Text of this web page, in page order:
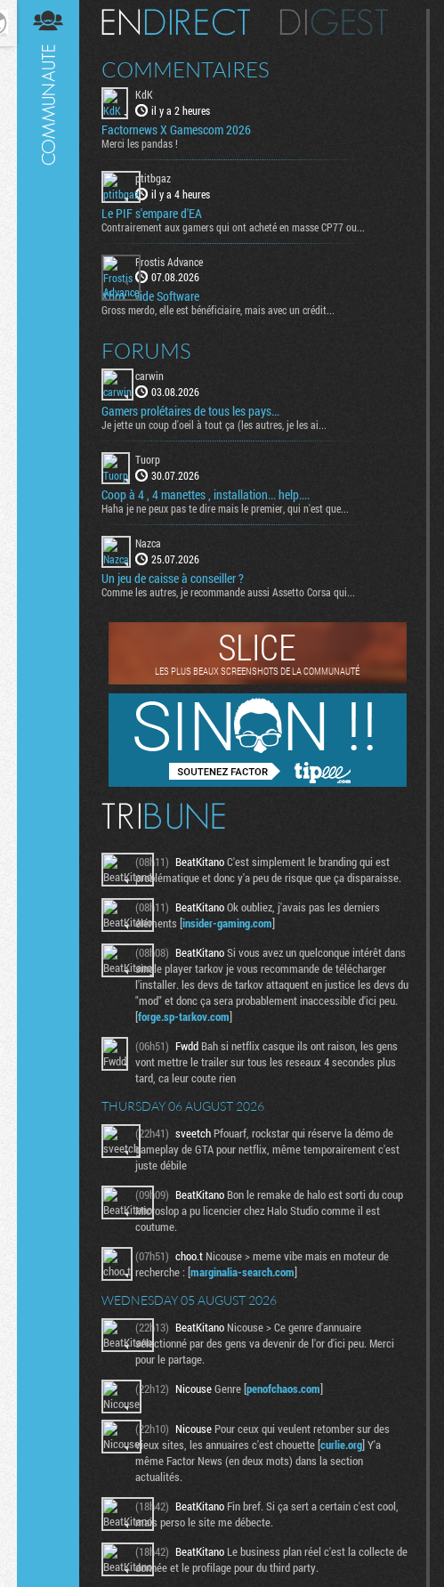
Digest
COMMENTAIRES
KdK
il y a 2 heures
Factornews X Gamescom 2026
Merci les pandas !
ptitbgaz
il y a 4 heures
Le PIF s'empare d'EA
Contrairement aux gamers qui ont acheté en masse CP77 ou...
Frostis Advance
07.08.2026
Xbox : vide Software
Gross merdo, elle est bénéficiaire, mais avec un crédit...
FORUMS
carwin
03.08.2026
Gamers prolétaires de tous les pays...
Je jette un coup d'oeil à tout ça (les autres, je les ai...
Tuorp
30.07.2026
Coop à 4 , 4 manettes , installation... help....
Haha je ne peux pas te dire mais le premier, qui n'est que...
Nazca
25.07.2026
Un jeu de caisse à conseiller ?
Comme les autres, je recommande aussi Assetto Corsa qui...
SLICE
LES PLUS BEAUX SCREENSHOTS DE LA COMMUNAUTÉ
(08h11) BeatKitanoC'est simplement le branding qui est
problématique et donc y'a peu de risque que ça disparaisse.
(08h11) BeatKitanoOk oubliez, j'avais pas les derniers
éléments [insider-gaming.com]
(08h08) BeatKitanoSi vous avez un quelconque intérêt dans
single player tarkov je vous recommande de télécharger
l'installer. les devs de tarkov attaquent en justice les devs du
"mod" et donc ça sera probablement inaccessible d'ici peu.
[forge.sp-tarkov.com]
(06h51) Fwdd Bah si netflix casque ils ont raison, les gens
vont mettre le trailer sur tous les reseaux 4 secondes plus
tard, ca leur coute rien
THURSDAY 06 AUGUST 2026
(22h41) sveetch Pfouarf, rockstar qui réserve la démo de
gameplay de GTA pour netflix, même temporairement c'est
juste débile
(09h09) BeatKitano Bon le remake de halo est sorti du coup
Microslop a pu licencier chez Halo Studio comme il est
coutume.
(07h51) choo.t Nicouse > meme vibe mais en moteur de
recherche : [marginalia-search.com]
WEDNESDAY 05 AUGUST 2026
(22h13) BeatKitano Nicouse > Ce genre d'annuaire
sélectionné par des gens va devenir de l'or d'ici peu. Merci
pour le partage.
(22h12) NicouseGenre [penofchaos.com]
(22h10) Nicouse Pour ceux qui veulent retomber sur des
vieux sites, les annuaires c'est chouette [curlie.org] Y'a
même Factor News (en deux mots) dans la section
actualités.
(18h42) BeatKitano Fin bref. Si ça sert a certain c'est cool,
mais perso le site me débecte.
(18h42) BeatKitano Le business plan réel c'est la collecte de
donnée et le profilage pour du third party.